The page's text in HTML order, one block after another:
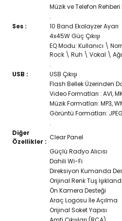
Müzik ve Telefon Rehberi
.
Ses :
10 Band Ekolayzer Ayarı
4x45W Güç Çıkışı
EQ Modu: Kullanıcı \
Rock \ Ruh \ Vokal \
.
USB :
USB Çıkışı
Flash Bellek Üzerinden
Video Formatları : AVI,
Müzik Formatları: MP3,
Görüntü Formatları: JPEG,
.
Diğer
Özellikler :
Clear Panel
Güçlü Radyo Alıcısı
Dahili Wi-Fi
Direksiyon Kumanda
Orijinal Renk Tuş
Ön Kamera Desteği
Araç Logosu İle Açılma
Orijinal Soket Yapısı